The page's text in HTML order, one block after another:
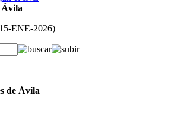
Ávila
15-ENE-2026)
de Ávila